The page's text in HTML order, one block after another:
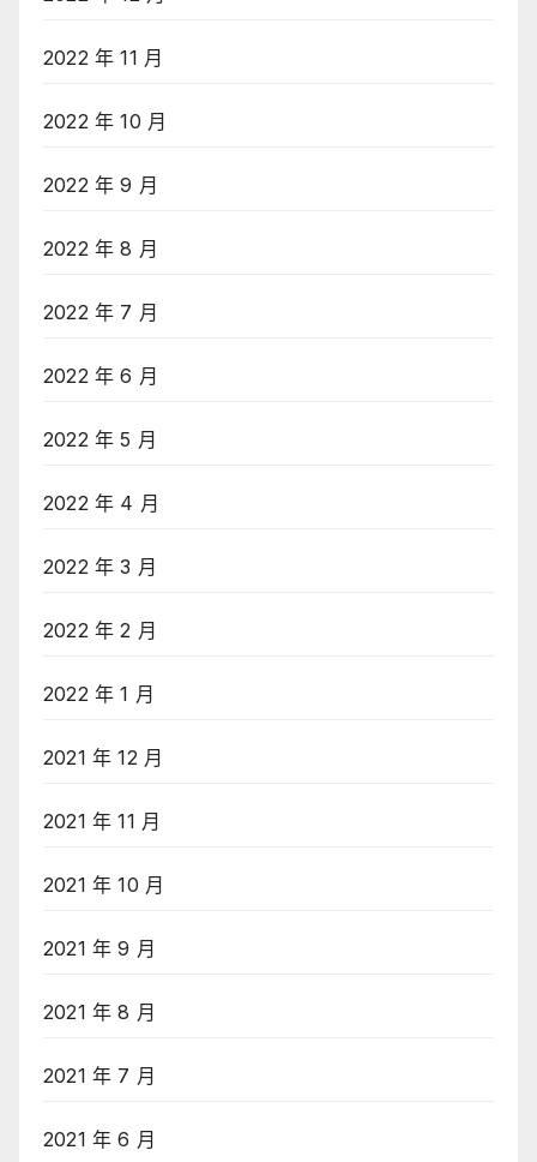
2022 年 11 月
2022 年 10 月
2022 年 9 月
2022 年 8 月
2022 年 7 月
2022 年 6 月
2022 年 5 月
2022 年 4 月
2022 年 3 月
2022 年 2 月
2022 年 1 月
2021 年 12 月
2021 年 11 月
2021 年 10 月
2021 年 9 月
2021 年 8 月
2021 年 7 月
2021 年 6 月